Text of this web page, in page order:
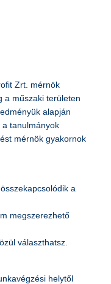
Zrt. mérnök
a műszaki területen
alapján
tanulmányok
mérnök gyakornok
a
megszerezhető
választhatsz.
helytől